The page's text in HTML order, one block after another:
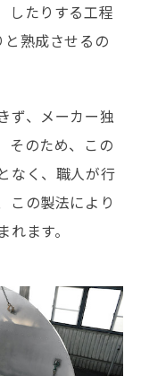
したりする工程
熟成させるの
ず、メーカー独
そのため、この
なく、職人が行
この製法により
ます。